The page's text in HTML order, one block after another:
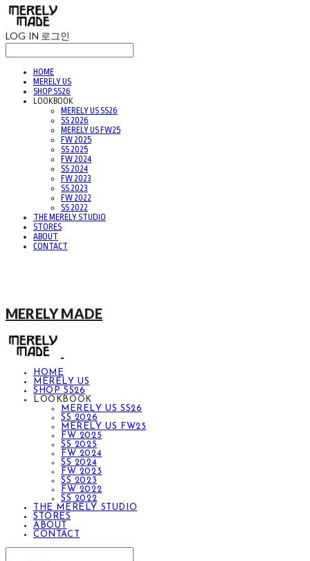
LOG IN 로그인
HOME
MERELY US
SHOP SS26
LOOKBOOK
MERELY US SS26
SS 2026
MERELY US FW25
FW 2025
SS 2025
FW 2024
SS 2024
FW 2023
SS 2023
FW 2022
SS 2022
THE MERELY STUDIO
STORES
ABOUT
CONTACT
MERELY MADE
HOME
MERELY US
SHOP SS26
LOOKBOOK
MERELY US SS26
SS 2026
MERELY US FW25
FW 2025
SS 2025
FW 2024
SS 2024
FW 2023
SS 2023
FW 2022
SS 2022
THE MERELY STUDIO
STORES
ABOUT
CONTACT